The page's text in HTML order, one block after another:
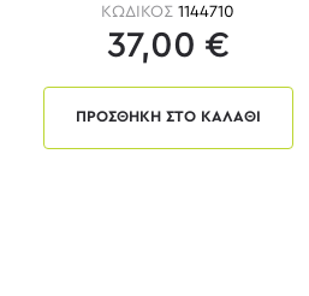
ΚΩΔΙΚΟΣ1144710
37,00 €
ΠΡΟΣΘΗΚΗ ΣΤΟ ΚΑΛΑΘΙ